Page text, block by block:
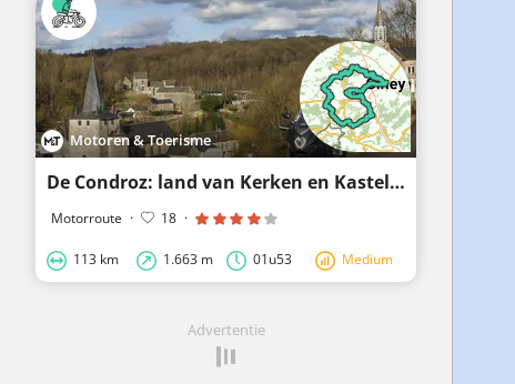
Motoren & Toerisme
De Condroz: land van Kerken en Kastelen
Motorroute · 18 ·
113 km 1.663 m 01u53 Medium
Advertentie